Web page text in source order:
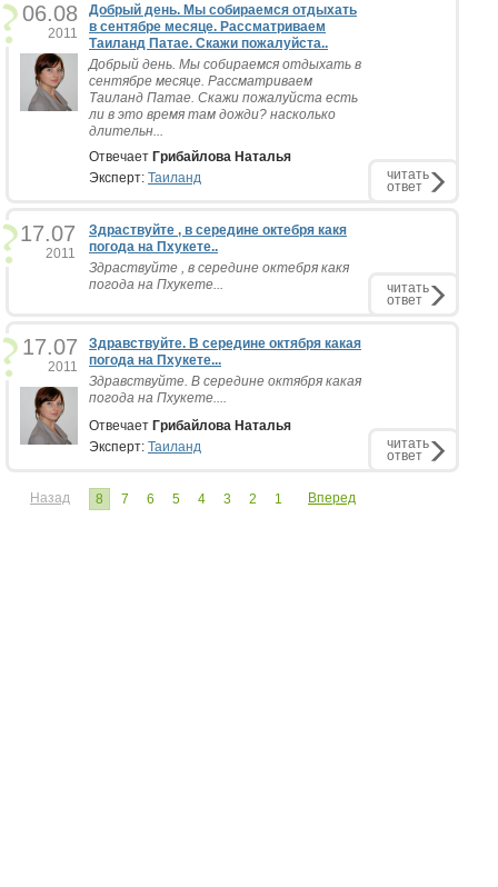
06.08
2011
Добрый день. Мы собираемся отдыхать
в сентябре месяце. Рассматриваем
Таиланд Патае. Скажи пожалуйста..
Добрый день. Мы собираемся отдыхать в
сентябре месяце. Рассматриваем
Таиланд Патае. Скажи пожалуйста есть
ли в это время там дожди? насколько
длительн...
Отвечает Грибайлова Наталья
Эксперт: Таиланд читать
ответ
17.07
2011
Здраствуйте , в середине октебря какя
погода на Пхукете..
Здраствуйте , в середине октебря какя
погода на Пхукете...
читать
ответ
17.07
2011
Здравствуйте. В середине октября какая
погода на Пхукете...
Здравствуйте. В середине октября какая
погода на Пхукете....
Отвечает Грибайлова Наталья
Эксперт: Таиланд читать
ответ
Назад 8 7 6 5 4 3 2 1 Вперед